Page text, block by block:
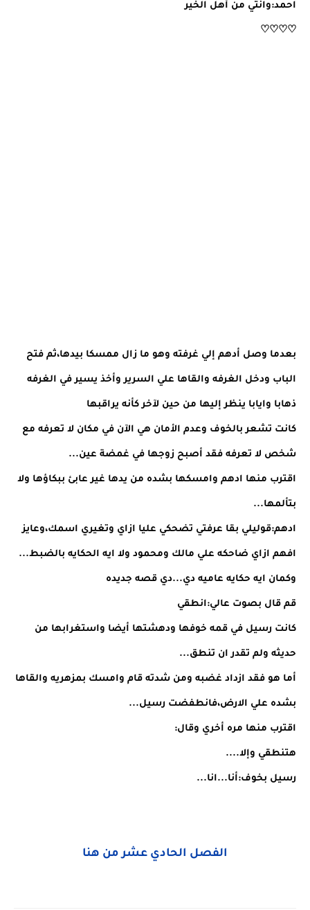
احمد:وانتي من أهل الخير
♡♡♡♡
بعدما وصل أدهم إلي غرفته وهو ما زال ممسكا بيدها،ثم فتح
الباب ودخل الغرفه والقاها علي السرير وأخذ يسير في الغرفه
ذهابا وايابا ينظر إليها من حين لآخر كأنه يراقبها
كانت تشعر بالخوف وعدم الأمان هي الآن في مكان لا تعرفه مع
شخص لا تعرفه فقد أصبح زوجها في غمضة عين...
اقترب منها ادهم وامسكها بشده من يدها غير عابئ ببكاؤها ولا
بتألمها...
ادهم:قوليلي بقا عرفتي تضحكي عليا ازاي وتغيري اسمك،وعايز
افهم ازاي ضاحكه علي مالك ومحمود ولا ايه الحكايه بالضبط...
وكمان ايه حكايه عاميه دي...دي قصه جديده
قم قال بصوت عالي:انطقي
كانت رسيل في قمه خوفها ودهشتها أيضا واستغرابها من
حديثه ولم تقدر ان تنطق...
أما هو فقد ازداد غضبه ومن شدته قام وامسك بمزهريه والقاها
بشده علي الارض،فانطفضت رسيل...
اقترب منها مره أخري وقال:
هتنطقي وإلا....
رسيل بخوف:أنا...انا...
الفصل الحادي عشر من هنا